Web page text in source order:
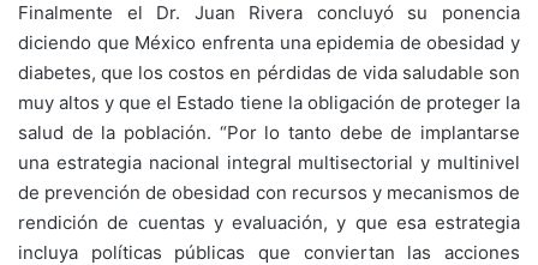
Finalmente el Dr. Juan Rivera concluyó su ponencia
diciendo que México enfrenta una epidemia de obesidad y
diabetes, que los costos en pérdidas de vida saludable son
muy altos y que el Estado tiene la obligación de proteger la
salud de la población. “Por lo tanto debe de implantarse
una estrategia nacional integral multisectorial y multinivel
de prevención de obesidad con recursos y mecanismos de
rendición de cuentas y evaluación, y que esa estrategia
incluya políticas públicas que conviertan las acciones